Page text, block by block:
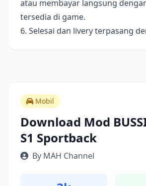
atau membayar langsung
tersedia di game.
6. Selesai dan livery terpasang
Mobil
Download Mod
S1 Sportback
By MAH Channel